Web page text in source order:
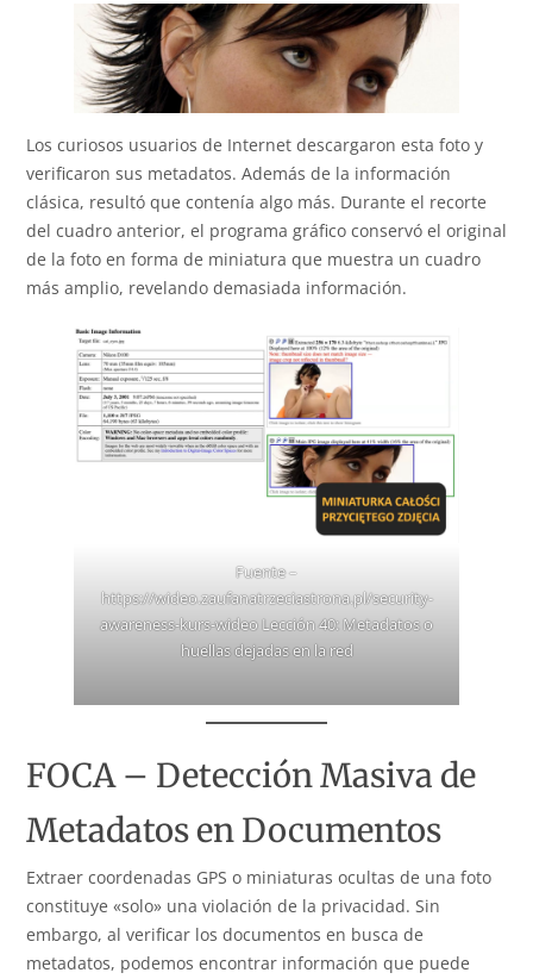
Los curiosos usuarios de Internet descargaron esta foto y
verificaron sus metadatos. Además de la información
clásica, resultó que contenía algo más. Durante el recorte
del cuadro anterior, el programa gráfico conservó el original
de la foto en forma de miniatura que muestra un cuadro
más amplio, revelando demasiada información.
Fuente –
https://wideo.zaufanatrzeciastrona.pl/security-
awareness-kurs-wideoLección 40: Metadatos o
huellas dejadas en la red
FOCA – Detección Masiva de
Metadatos en Documentos
Extraer coordenadas GPS o miniaturas ocultas de una foto
constituye «solo» una violación de la privacidad. Sin
embargo, al verificar los documentos en busca de
metadatos, podemos encontrar información que puede